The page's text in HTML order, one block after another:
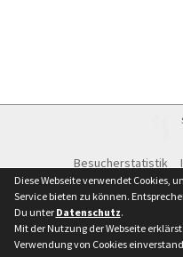
Besucherstatistik
Diese Webseite verwendet Cookies,
Service bieten zu können.
Du unter Datenschutz.
Mit der Nutzung der Webseite
Verwendung von Cookies